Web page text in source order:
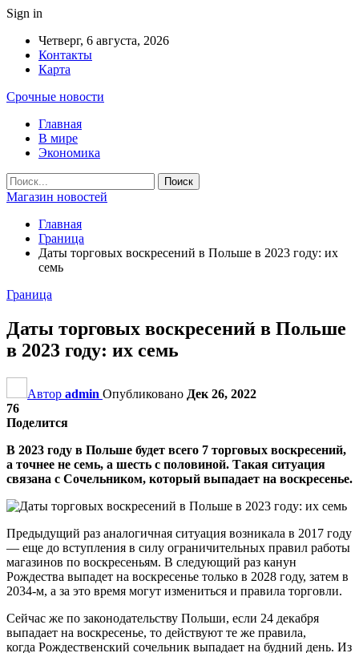
Sign in
Четверг, 6 августа, 2026
Контакты
Карта
Срочные новости
Главная
В мире
Экономика
Магазин новостей
Главная
Граница
Даты торговых воскресений в Польше в 2023 году: их
семь
Граница
Даты торговых воскресений в Польше
в 2023 году: их семь
Автор admin Опубликовано Дек 26, 2022
76
Поделится
В 2023 году в Польше будет всего 7 торговых воскресений,
а точнее не семь, а шесть с половиной. Такая ситуация
связана с Сочельником, который выпадает на воскресенье.
Предыдущий раз аналогичная ситуация возникала в 2017 году
— еще до вступления в силу ограничительных правил работы
магазинов по воскресеньям. В следующий раз канун
Рождества выпадет на воскресенье только в 2028 году, затем в
2034-м, а за это время могут измениться и правила торговли.
Сейчас же по законодательству Польши, если 24 декабря
выпадает на воскресенье, то действуют те же правила,
когда Рождественский сочельник выпадает на будний день. Из